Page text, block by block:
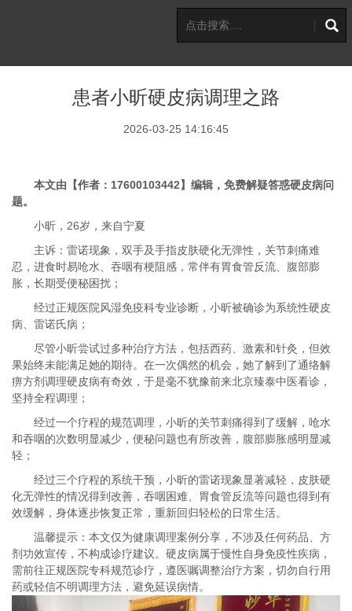
患者小昕硬皮病调理之路
2026-03-25 14:16:45
本文由【作者：17600103442】编辑，免费解疑答惑硬皮病问
题。
小昕，26岁，来自宁夏
主诉：雷诺现象，双手及手指皮肤硬化无弹性，关节刺痛难
忍，进食时易呛水、吞咽有梗阻感，常伴有胃食管反流、腹部膨
胀，长期受便秘困扰；
经过正规医院风湿免疫科专业诊断，小昕被确诊为系统性硬皮
病、雷诺氏病；
尽管小昕尝试过多种治疗方法，包括西药、激素和针灸，但效
果始终未能满足她的期待。在一次偶然的机会，她了解到了通络解
痹方剂调理硬皮病有奇效，于是毫不犹豫前来北京臻泰中医看诊，
坚持全程调理；
经过一个疗程的规范调理，小昕的关节刺痛得到了缓解，呛水
和吞咽的次数明显减少，便秘问题也有所改善，腹部膨胀感明显减
轻；
经过三个疗程的系统干预，小昕的雷诺现象显著减轻，皮肤硬
化无弹性的情况得到改善，吞咽困难、胃食管反流等问题也得到有
效缓解，身体逐步恢复正常，重新回归轻松的日常生活。
温馨提示：本文仅为健康调理案例分享，不涉及任何药品、方
剂功效宣传，不构成诊疗建议。硬皮病属于慢性自身免疫性疾病，
需前往正规医院专科规范诊疗，遵医嘱调整治疗方案，切勿自行用
药或轻信不明调理方法，避免延误病情。